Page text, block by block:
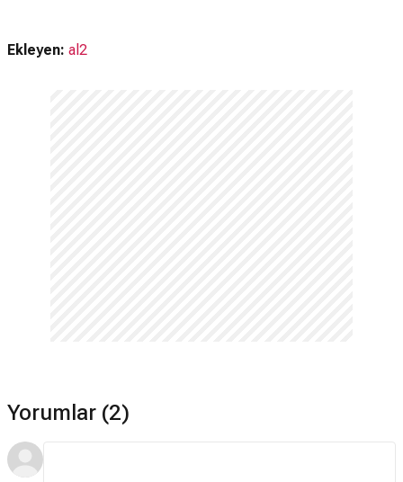
Ekleyen: al2
Yorumlar (2)